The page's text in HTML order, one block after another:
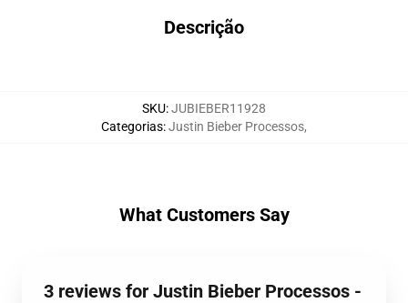
Descrição
SKU:JUBIEBER11928
Categorias:Justin Bieber Processos,
What Customers Say
3 reviews for Justin Bieber Processos -